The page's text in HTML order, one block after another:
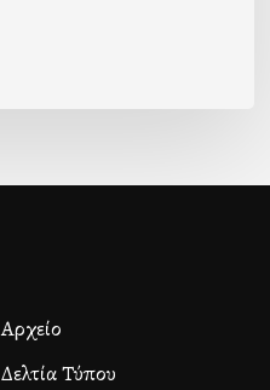
Αρχείο
Δελτία Τύπου